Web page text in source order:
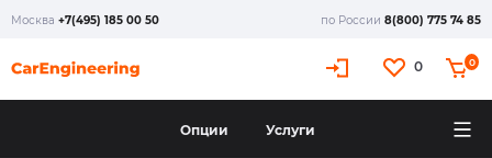
Москва +7(495) 185 00 50 по России 8(800) 775 74 85
0 0
Опции Услуги